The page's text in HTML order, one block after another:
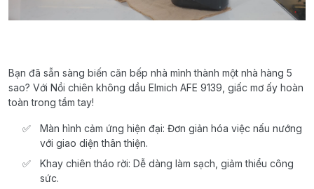
Bạn đã sẵn sàng biến căn bếp nhà mình thành một nhà hàng 5
sao? Với Nồi chiên không dầu Elmich AFE 9139, giấc mơ ấy hoàn
toàn trong tầm tay!
Màn hình cảm ứng hiện đại: Đơn giản hóa việc nấu nướng
với giao diện thân thiện.
Khay chiên tháo rời: Dễ dàng làm sạch, giảm thiểu công
sức.